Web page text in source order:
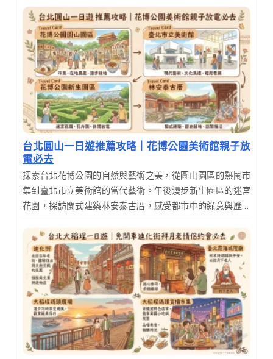
台北圓山一日遊推薦攻略｜花博公園美術館親子放
電必去
探索台北花博公園的自然與藝術之美，從圓山園區的熱鬧市
集到臺北市立美術館的當代藝術。午後漫步新生園區的迷宮
花園，探訪閩式建築林安泰古厝，感受都市中的綠意與歷史